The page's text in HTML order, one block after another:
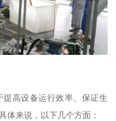
高设备运行效率、保证生
体来说，以下几个方面：